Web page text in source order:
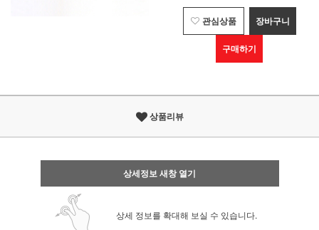
관심상품 장바구니
구매하기
상품리뷰
상세정보 새창 열기
상세 정보를 확대해 보실 수 있습니다.